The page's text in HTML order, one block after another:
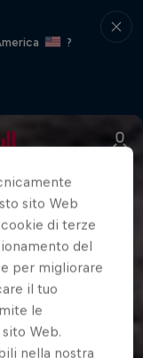
?
sito Web
di terze
del
per migliorare
il tuo
le
Web.
nella nostra